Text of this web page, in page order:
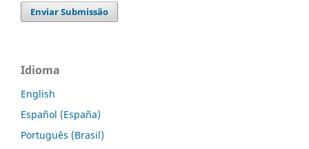
Enviar Submissão
Idioma
English
Español (España)
Português (Brasil)